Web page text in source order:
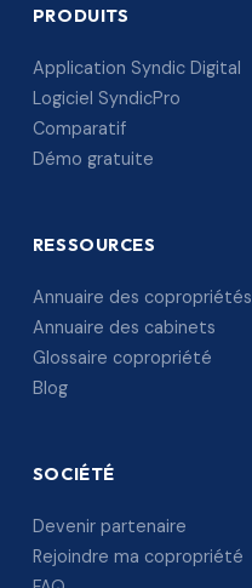
PRODUITS
Application Syndic Digital
Logiciel SyndicPro
Comparatif
Démo gratuite
RESSOURCES
Annuaire des copropriétés
Annuaire des cabinets
Glossaire copropriété
Blog
SOCIÉTÉ
Devenir partenaire
Rejoindre ma copropriété